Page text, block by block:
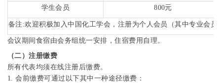
学生会员 800元
备注 :欢迎积极加入中国化工学会，注册为个人会员（其中专业会员
会议期间食宿由会务组统一安排，住宿费用自理。
（二）注册缴费
所有代表均须在线注册后缴费。
1.会前缴费可通过以下其中一种途径缴费：